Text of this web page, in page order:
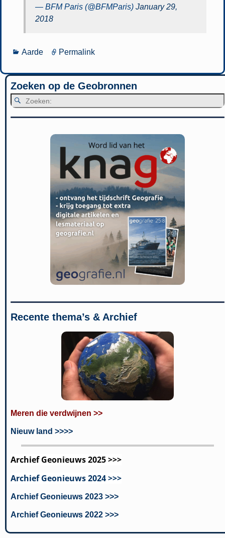
— BFM Paris (@BFMParis) January 29,
2018
Aarde Permalink
Zoeken op de Geobronnen
Recente thema’s & Archief
Meren die verdwijnen >>
Nieuw land >>>>
Archief Geonieuws 2025 >>>
Archief Geonieuws 2024 >>>
Archief Geonieuws 2023 >>>
Archief Geonieuws 2022 >>>